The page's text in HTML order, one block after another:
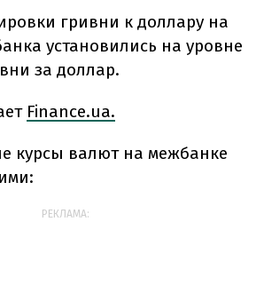
гривни к доллару на
установились на уровне
за доллар.
Finance.ua.
курсы валют на межбанке
РЕКЛАМА: